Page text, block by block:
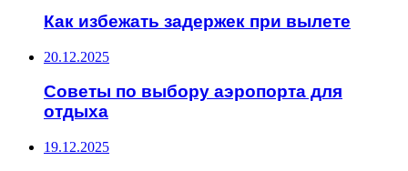
Как избежать задержек при вылете
20.12.2025
Советы по выбору аэропорта для
отдыха
19.12.2025